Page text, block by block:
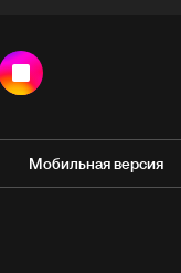
Мобильная версия